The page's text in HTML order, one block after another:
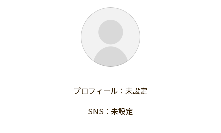
プロジェクトからさがす 注目
支援金額が多い
支援人数が多い
終了日が近い
国際協力
子ども・教育
支援金額が多い
終了日が近い
カテゴリーからさがす
医療・福祉
子ども・教育
人権・マイノリティ
プロフィール：未設定
SNS：未設定